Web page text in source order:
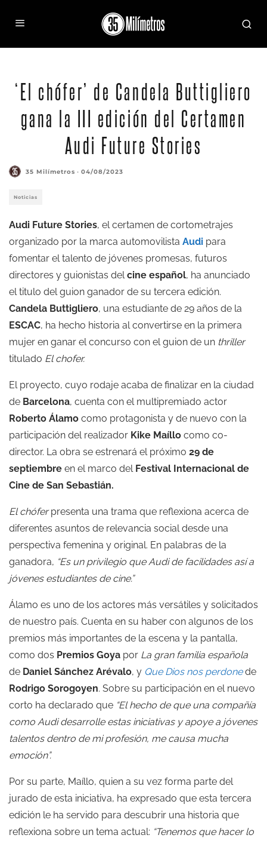
‘El chófer’ de Candela Buttigliero
gana la III edición del Certamen
Audi Future Stories
35 Milímetros · 04/08/2023
Noticias
Audi Future Stories, el certamen de cortometrajes
organizado por la marca automovilista Audi para
fomentar el talento de jóvenes promesas, futuros
directores y guionistas delcine español, ha anunciado
el titulo del guion ganador de su tercera edición.
Candela Buttigliero, una estudiante de 29 años de la
ESCAC, ha hecho historia al convertirse en la primera
mujer en ganar el concurso con el guion de un thriller
titulado El chofer.
El proyecto, cuyo rodaje acaba de finalizar en la ciudad
de Barcelona, cuenta con el multipremiado actor
Roberto Álamo como protagonista y de nuevo con la
participación del realizador Kike Maíllo como co-
director. La obra se estrenará el próximo 29 de
septiembre en el marco del Festival Internacional de
Cine de San Sebastián.
El chóferpresenta una trama que reflexiona acerca de
diferentes asuntos de relevancia social desde una
perspectiva femenina y original. En palabras de la
ganadora, “Es un privilegio que Audi de facilidades así a
jóvenes estudiantes de cine.”
Álamo es uno de los actores más versátiles y solicitados
de nuestro país. Cuenta en su haber con algunos de los
premios más importantes de la escena y la pantalla,
como dos Premios Goya por La gran familia española
de Daniel Sánchez Arévalo, y Que Dios nos perdonede
Rodrigo Sorogoyen. Sobre su participación en el nuevo
corto ha declarado que “El hecho de que una compañía
como Audi desarrolle estas iniciativas y apoye a jóvenes
talentos dentro de mi profesión, me causa mucha
emoción”.
Por su parte, Maíllo, quien a su vez forma parte del
jurado de esta iniciativa, ha expresado que esta tercera
edición le ha servido para descubrir una historia que
reflexiona sobre un tema actual: “Tenemos que hacer lo